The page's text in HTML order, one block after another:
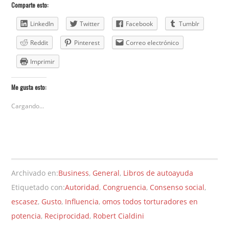
Comparte esto:
LinkedIn Twitter Facebook Tumblr
Reddit Pinterest Correo electrónico
Imprimir
Me gusta esto:
Cargando...
Archivado en:Business, General, Libros de autoayuda
Etiquetado con:Autoridad, Congruencia, Consenso social,
escasez, Gusto, Influencia,omos todos torturadores en
potencia, Reciprocidad, Robert Cialdini